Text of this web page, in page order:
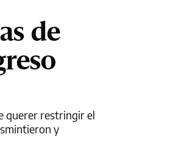
de
querer restringir el
y